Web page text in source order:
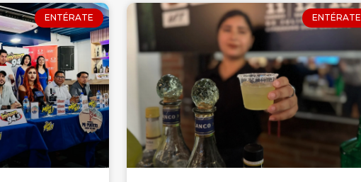
ENTÉRATE ENTÉRATE